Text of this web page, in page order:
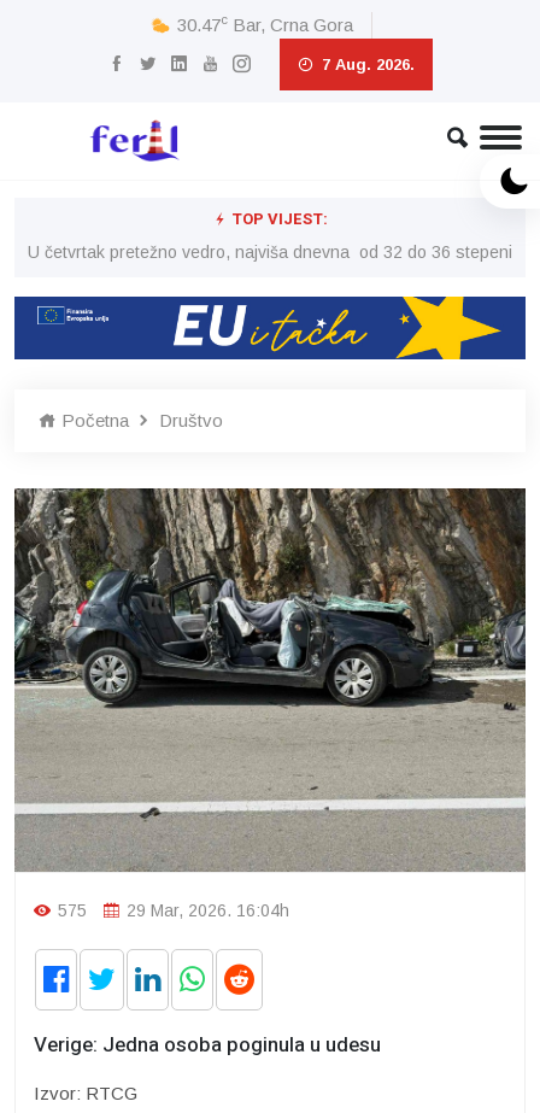
30.47c Bar, Crna Gora
7 Aug. 2026.
TOP VIJEST:
U četvrtak pretežno vedro, najviša dnevna od 32 do 36 stepeni
Početna Društvo
575 29 Mar, 2026. 16:04h
Verige: Jedna osoba poginula u udesu
Izvor: RTCG